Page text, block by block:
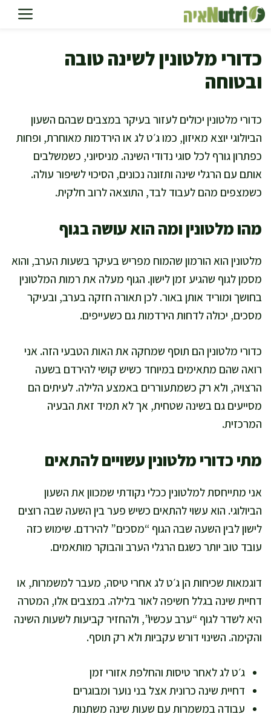
לדלג
לתוכן
כדורי מלטונין לשינה טובה
ובטוחה
כדורי מלטונין יכולים לעזור בעיקר במצבים שבהם השעון
הביולוגי יוצא מאיזון, כמו ג׳ט לג או הירדמות מאוחרת, ופחות
כפתרון גורף לכל סוגי נדודי השינה. מניסיוני, כשמשלבים
אותם עם הרגלי שינה ותזונה נכונים, הסיכוי לשיפור עולה.
כשמצפים מהם לעבוד לבד, התוצאה לרוב חלקית.
מהו מלטונין ומה הוא עושה בגוף
מלטונין הוא הורמון שהמוח מפריש בעיקר בשעות הערב, והוא
מסמן לגוף שהגיע זמן לישון. הגוף מעלה את רמות המלטונין
בחושך ומוריד אותן באור. לכן תאורה חזקה בערב, ובעיקר
מסכים, יכולה לדחות הירדמות גם כשעייפים.
כדורי מלטונין הם תוסף שמחקה את האות הטבעי הזה. אני
רואה שהם מתאימים במיוחד כשיש קושי להירדם בשעה
הרצויה, ולא רק כשמתעוררים באמצע הלילה. לעיתים הם
מסייעים גם בשינה שטחית, אך לא תמיד זאת הבעיה
המרכזית.
מתי כדורי מלטונין עשויים להתאים
אני מתייחסת למלטונין ככלי נקודתי שמכוון את השעון
הביולוגי. הוא עשוי להתאים כשיש פער בין השעה שבה רוצים
לישון לבין השעה שבה הגוף “מסכים” להירדם. שימוש כזה
עובד טוב יותר כשגם הרגלי הערב והבוקר מותאמים.
דוגמאות שכיחות הן ג׳ט לג אחרי טיסה, מעבר למשמרות, או
דחיית שינה בגלל חשיפה לאור בלילה. במצבים אלו, המטרה
היא לשדר לגוף “ערב עכשיו”, ולהחזיר קביעות לשעות השינה
והקימה. השינוי דורש עקביות ולא רק תוסף.
ג׳ט לג לאחר טיסות והחלפת אזורי זמן
דחיית שינה כרונית אצל בני נוער ומבוגרים
עבודה במשמרות עם שעות שינה משתנות